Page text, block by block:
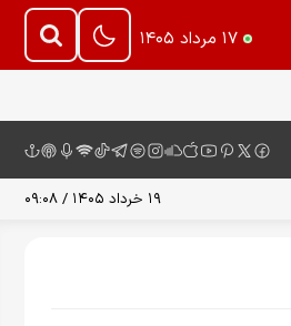
۱۷ مرداد ۱۴۰۵
۱۹ خرداد ۱۴۰۵ / ۰۹:۰۸